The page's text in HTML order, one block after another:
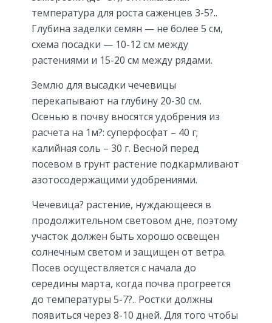
температура для роста саженцев 3-5?..
Глубина заделки семян — не более 5 см,
схема посадки — 10-12 см между
растениями и 15-20 см между рядами.
Землю для высадки чечевицы
перекапывают на глубину 20-30 см.
Осенью в почву вносятся удобрения из
расчета на 1м?: суперфосфат – 40 г;
калийная соль – 30 г. Весной перед
посевом в грунт растение подкармливают
азотосодержащими удобрениями.
Чечевица? растение, нуждающееся в
продолжительном световом дне, поэтому
участок должен быть хорошо освещен
солнечным светом и защищен от ветра.
Посев осуществляется с начала до
середины марта, когда почва прогреется
до температуры 5-7?.. Ростки должны
появиться через 8-10 дней. Для того чтобы